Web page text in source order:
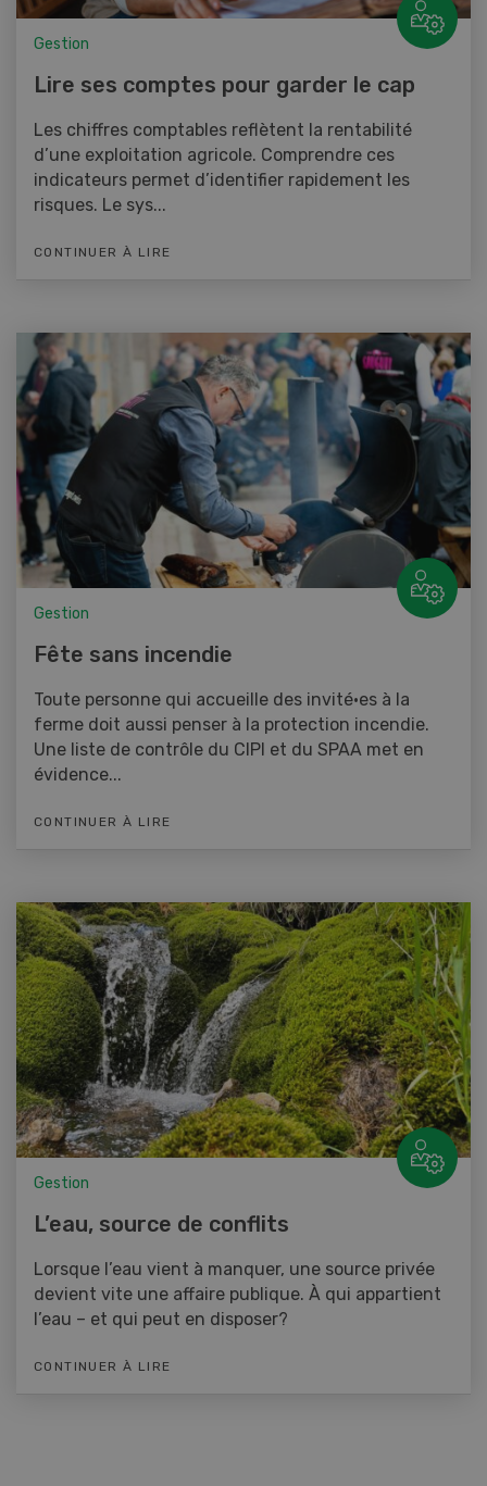
Gestion
Lire ses comptes pour garder le cap
Les chiffres comptables reflètent la rentabilité
d’une exploitation agricole. Comprendre ces
indicateurs permet d’identifier rapidement les
risques. Le sys...
CONTINUER À LIRE
Gestion
Fête sans incendie
Toute personne qui accueille des invité·es à la
ferme doit aussi penser à la protection incendie.
Une liste de contrôle du CIPI et du SPAA met en
évidence...
CONTINUER À LIRE
Gestion
L’eau, source de conflits
Lorsque l’eau vient à manquer, une source privée
devient vite une affaire publique. À qui appartient
l’eau – et qui peut en disposer?
CONTINUER À LIRE